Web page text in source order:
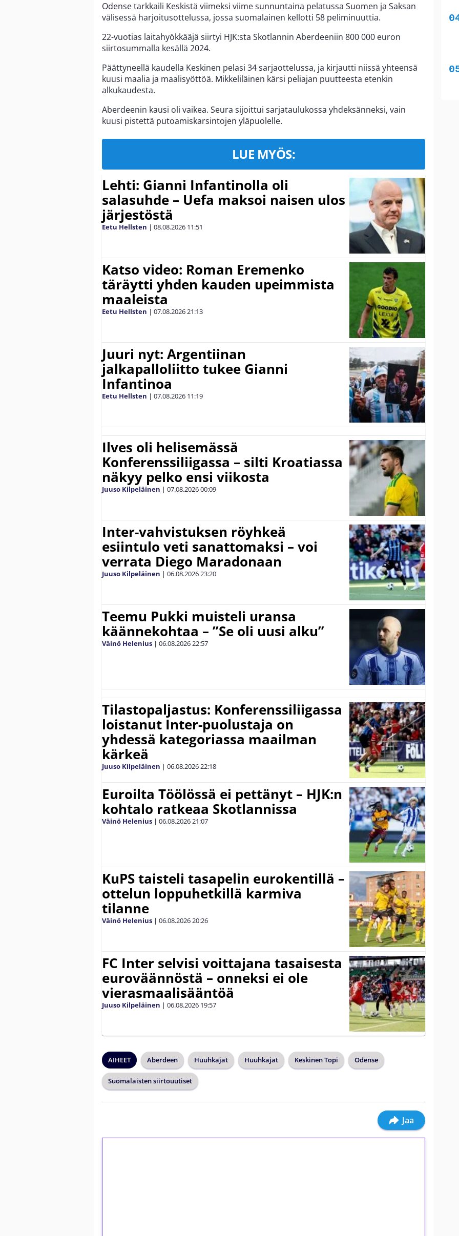
Odense tarkkaili Keskistä viimeksi viime sunnuntaina pelatussa Suomen ja Saksan
välisessä harjoitusottelussa, jossa suomalainen kellotti 58 peliminuuttia.
22-vuotias laitahyökkääjä siirtyi HJK:sta Skotlannin Aberdeeniin 800 000 euron
siirtosummalla kesällä 2024.
Päättyneellä kaudella Keskinen pelasi 34 sarjaottelussa, ja kirjautti niissä yhteensä
kuusi maalia ja maalisyöttöä. Mikkeliläinen kärsi peliajan puutteesta etenkin
alkukaudesta.
Aberdeenin kausi oli vaikea. Seura sijoittui sarjataulukossa yhdeksänneksi, vain
kuusi pistettä putoamiskarsintojen yläpuolelle.
LUE MYÖS:
Lehti: Gianni Infantinolla oli
salasuhde – Uefa maksoi naisen ulos
järjestöstä
Eetu Hellsten | 08.08.2026 11:51
Katso video: Roman Eremenko
täräytti yhden kauden upeimmista
maaleista
Eetu Hellsten | 07.08.202621:13
Juuri nyt: Argentiinan
jalkapalloliitto tukee Gianni
Infantinoa
Eetu Hellsten | 07.08.2026 11:19
Ilves oli helisemässä
Konferenssiliigassa – silti Kroatiassa
näkyy pelko ensi viikosta
Juuso Kilpeläinen | 07.08.202600:09
Inter-vahvistuksen röyhkeä
esiintulo veti sanattomaksi – voi
verrata Diego Maradonaan
Juuso Kilpeläinen | 06.08.202623:20
Teemu Pukki muisteli uransa
käännekohtaa – ”Se oli uusi alku”
Väinö Helenius | 06.08.202622:57
Tilastopaljastus: Konferenssiliigassa
loistanut Inter-puolustaja on
yhdessä kategoriassa maailman
kärkeä
Juuso Kilpeläinen | 06.08.202622:18
Euroilta Töölössä ei pettänyt – HJK:n
kohtalo ratkeaa Skotlannissa
Väinö Helenius | 06.08.202621:07
KuPS taisteli tasapelin eurokentillä –
ottelun loppuhetkillä karmiva
tilanne
Väinö Helenius | 06.08.202620:26
FC Inter selvisi voittajana tasaisesta
euroväännöstä – onneksi ei ole
vierasmaalisääntöä
Juuso Kilpeläinen | 06.08.2026 19:57
AIHEET Aberdeen Huuhkajat Huuhkajat Keskinen Topi Odense
Suomalaisten siirtouutiset
Jaa